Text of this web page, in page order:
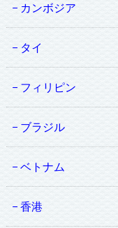
カンボジア
タイ
フィリピン
ブラジル
ベトナム
香港